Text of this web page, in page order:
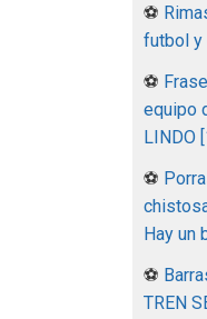
⚽
futbol y
⚽
equipo
LINDO
⚽
Hay un
⚽
TREN